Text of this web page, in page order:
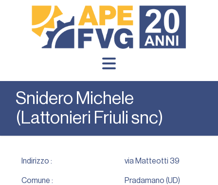
Snidero Michele
(Lattonieri Friuli snc)
Indirizzo : via Matteotti 39
Comune : Pradamano (UD)